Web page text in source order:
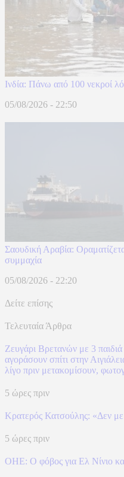
Ινδία: Πάνω από 100 νεκροί
05/08/2026 - 22:50
Σαουδική Αραβία:
συμμαχία
05/08/2026 - 22:20
Δείτε επίσης
Τελευταία Άρθρα
Ζευγάρι Βρετανών με 3
αγοράσουν σπίτι στην
λίγο πριν μετακομίσουν,
5 ώρες πριν
Κρατερός Κατσούλης: «Δεν
5 ώρες πριν
ΟΗΕ: Ο φόβος για Ελ Νίνιο